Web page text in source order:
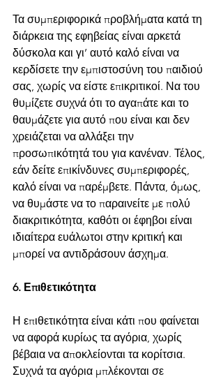
Τα συμπεριφορικά προβλήματα κατά τη
διάρκεια της εφηβείας είναι αρκετά
δύσκολα και γι’ αυτό καλό είναι να
κερδίσετε την εμπιστοσύνη του παιδιού
σας, χωρίς να είστε επικριτικοί. Να του
θυμίζετε συχνά ότι το αγαπάτε και το
θαυμάζετε για αυτό που είναι και δεν
χρειάζεται να αλλάξει την
προσωπικότητά του για κανέναν. Τέλος,
εάν δείτε επικίνδυνες συμπεριφορές,
καλό είναι να παρέμβετε. Πάντα, όμως,
να θυμάστε να το παραινείτε με πολύ
διακριτικότητα, καθότι οι έφηβοι είναι
ιδιαίτερα ευάλωτοι στην κριτική και
μπορεί να αντιδράσουν άσχημα.
6. Επιθετικότητα
Η επιθετικότητα είναι κάτι που φαίνεται
να αφορά κυρίως τα αγόρια, χωρίς
βέβαια να αποκλείονται τα κορίτσια.
Συχνά τα αγόρια μπλέκονται σε